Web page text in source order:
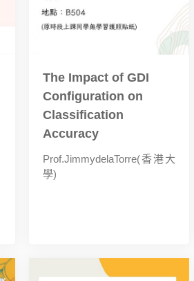
The Impact of GDI
Configuration on
Classification
Accuracy
Prof.JimmydelaTorre(香港大
學)